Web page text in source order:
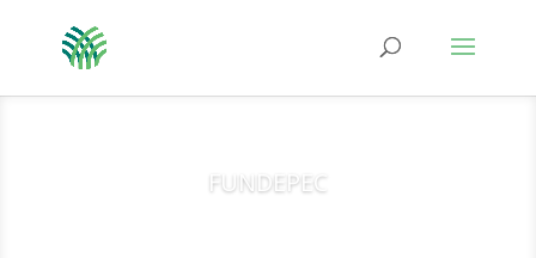
FUNDEPEC